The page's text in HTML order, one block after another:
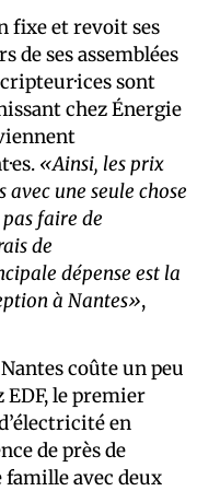
fixe et revoit ses
de ses assemblées
sont
chez Énergie
«Ainsi, les prix
une seule chose
faire de
de
dépense est la
à Nantes»,
coûte un peu
EDF, le premier
en
de près de
famille avec deux